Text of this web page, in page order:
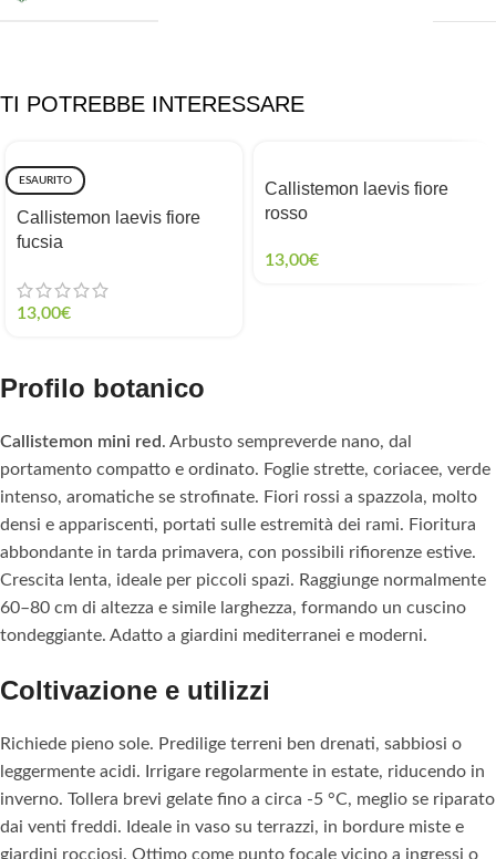
TI POTREBBE INTERESSARE
ESAURITO
Callistemon laevis fiore
fucsia
13,00€
Callistemon laevis fiore
rosso
13,00€
Profilo botanico
Callistemon mini red. Arbusto sempreverde nano, dal
portamento compatto e ordinato. Foglie strette, coriacee, verde
intenso, aromatiche se strofinate. Fiori rossi a spazzola, molto
densi e appariscenti, portati sulle estremità dei rami. Fioritura
abbondante in tarda primavera, con possibili rifiorenze estive.
Crescita lenta, ideale per piccoli spazi. Raggiunge normalmente
60–80 cm di altezza e simile larghezza, formando un cuscino
tondeggiante. Adatto a giardini mediterranei e moderni.
Coltivazione e utilizzi
Richiede pieno sole. Predilige terreni ben drenati, sabbiosi o
leggermente acidi. Irrigare regolarmente in estate, riducendo in
inverno. Tollera brevi gelate fino a circa -5 °C, meglio se riparato
dai venti freddi. Ideale in vaso su terrazzi, in bordure miste e
giardini rocciosi. Ottimo come punto focale vicino a ingressi o